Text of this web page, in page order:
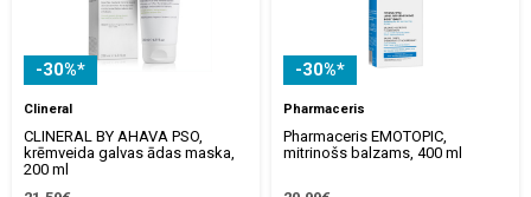
-30%*
Clineral
CLINERAL BY AHAVA PSO,
krēmveida galvas ādas maska,
200 ml
-30%*
Pharmaceris
Pharmaceris EMOTOPIC,
mitrinošs balzams, 400 ml